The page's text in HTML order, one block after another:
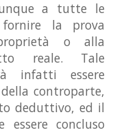
a tutte le
la prova
o alla
reale. Tale
infatti essere
controparte,
deduttivo, ed il
essere concluso